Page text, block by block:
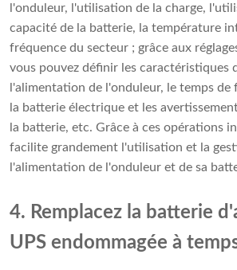
l'onduleur, l'utilisation de la charge,
capacité de la batterie, la température
fréquence du secteur ; grâce aux
vous pouvez définir les caractéristiques
l'alimentation de l'onduleur, le temps
la batterie électrique et les
la batterie, etc. Grâce à ces opérations
facilite grandement l'utilisation et la
l'alimentation de l'onduleur et de sa
4. Remplacez la batterie
UPS endommagée à